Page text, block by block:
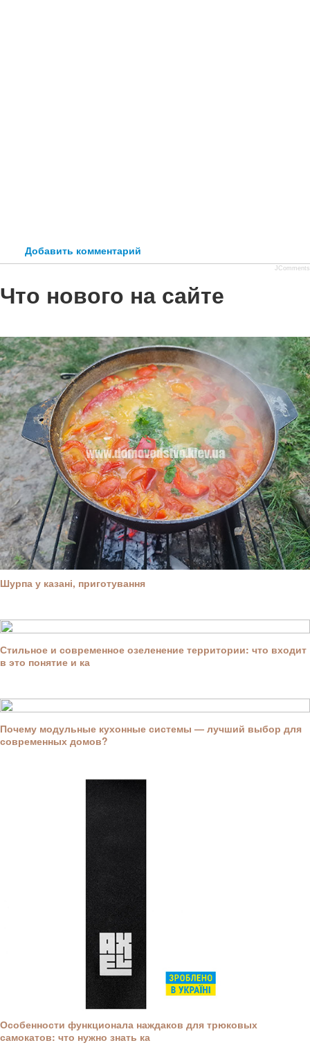
Добавить комментарий
JComments
Что нового на сайте
Шурпа у казані, приготування
Стильное и современное озеленение территории: что входит
в это понятие и ка
Почему модульные кухонные системы — лучший выбор для
современных домов?
Особенности функционала наждаков для трюковых
самокатов: что нужно знать ка